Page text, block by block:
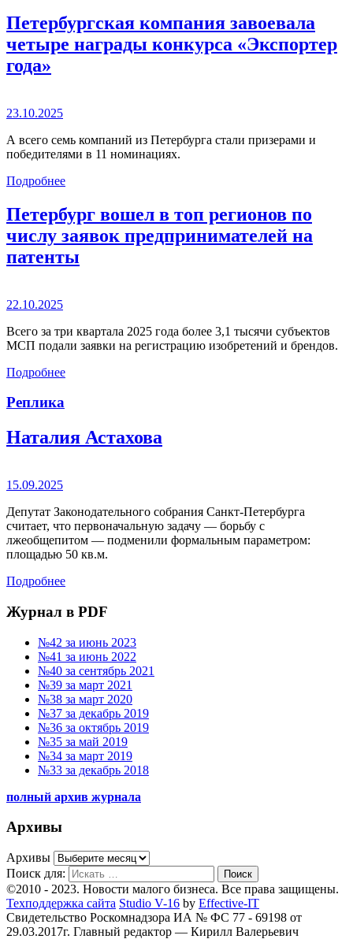
Петербургская компания завоевала
четыре награды конкурса «Экспортер
года»
23.10.2025
А всего семь компаний из Петербурга стали призерами и
победителями в 11 номинациях.
Подробнее
Петербург вошел в топ регионов по
числу заявок предпринимателей на
патенты
22.10.2025
Всего за три квартала 2025 года более 3,1 тысячи субъектов
МСП подали заявки на регистрацию изобретений и брендов.
Подробнее
Реплика
Наталия Астахова
15.09.2025
Депутат Законодательного собрания Санкт-Петербурга
считает, что первоначальную задачу — борьбу с
лжеобщепитом — подменили формальным параметром:
площадью 50 кв.м.
Подробнее
Журнал в PDF
№42 за июнь 2023
№41 за июнь 2022
№40 за сентябрь 2021
№39 за март 2021
№38 за март 2020
№37 за декабрь 2019
№36 за октябрь 2019
№35 за май 2019
№34 за март 2019
№33 за декабрь 2018
полный архив журнала
Архивы
Архивы
Поиск для:
Поиск
©2010 - 2023. Новости малого бизнеса. Все права защищены.
Техподдержка сайта Studio V-16 by Effective-IT
Свидетельство Роскомнадзора ИА № ФС 77 - 69198 от
29.03.2017г.